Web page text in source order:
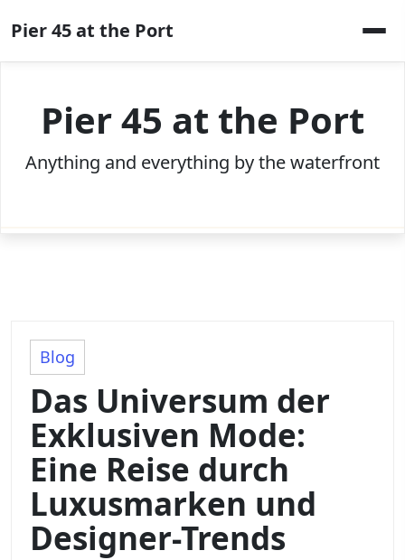
to
content
Pier 45 at the Port
Pier 45 at the Port
Anything and everything by the waterfront
Blog
Das Universum der
Exklusiven Mode:
Eine Reise durch
Luxusmarken und
Designer-Trends